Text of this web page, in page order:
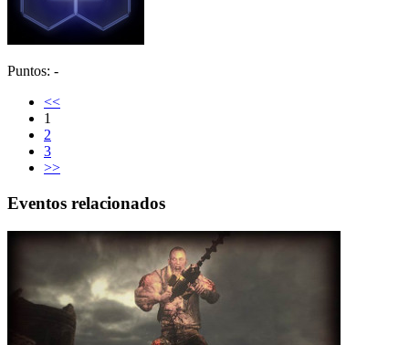
Puntos: -
<<
1
2
3
>>
Eventos relacionados